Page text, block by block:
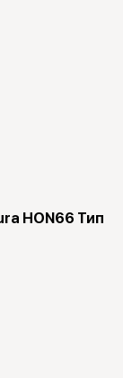
HON66 Тип